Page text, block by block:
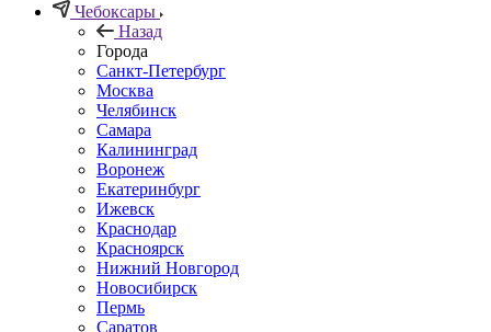
Чебоксары
Назад
Города
Санкт-Петербург
Москва
Челябинск
Самара
Калининград
Воронеж
Екатеринбург
Ижевск
Краснодар
Красноярск
Нижний Новгород
Новосибирск
Пермь
Саратов